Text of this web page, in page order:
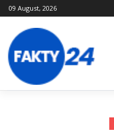
Skip
to
09 August, 2026